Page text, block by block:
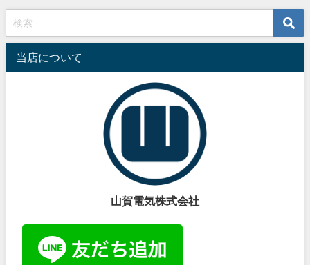
当店について
山賀電気株式会社